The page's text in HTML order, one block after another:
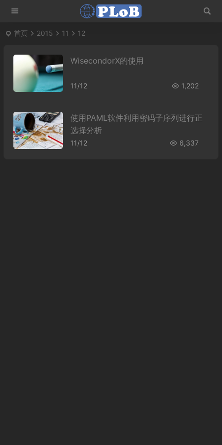
首页 2015 11 12
WisecondorX的使用
11/12 1,202
使用PAML软件利用密码子序列进行正
选择分析
11/12 6,337